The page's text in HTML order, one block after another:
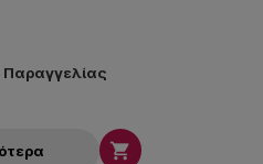
Παραγγελίας
